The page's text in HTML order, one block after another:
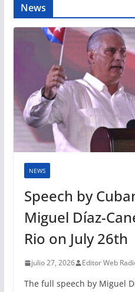
News
NEWS
Speech by
Miguel Díaz-
Rio on July 26th
julio 27, 2026 Editor Web
The full speech by Miguel